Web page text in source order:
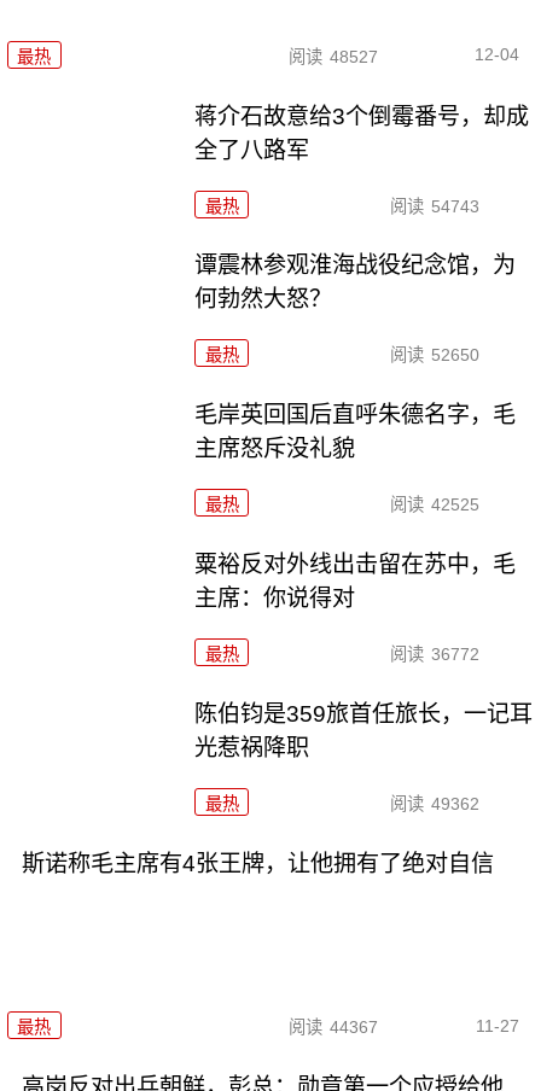
最热 阅读 48527 12-04
蒋介石故意给3个倒霉番号，却成
全了八路军
最热 阅读 54743
谭震林参观淮海战役纪念馆，为
何勃然大怒？
最热 阅读 52650
毛岸英回国后直呼朱德名字，毛
主席怒斥没礼貌
最热 阅读 42525
粟裕反对外线出击留在苏中，毛
主席：你说得对
最热 阅读 36772
陈伯钧是359旅首任旅长，一记耳
光惹祸降职
最热 阅读 49362
斯诺称毛主席有4张王牌，让他拥有了绝对自信
最热 阅读 44367 11-27